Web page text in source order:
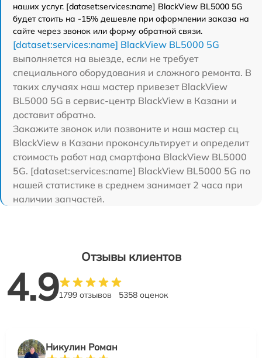
наших услуг. [dataset:services:name] BlackView BL5000 5G
будет стоить на -15% дешевле при оформлении заказа на
сайте через звонок или форму обратной связи.
[dataset:services:name] BlackView BL5000 5G
выполняется на выезде, если не требует
специального оборудования и сложного ремонта. В
таких случаях наш мастер привезет BlackView
BL5000 5G в сервис-центр BlackView в Казани и
доставит обратно.
Закажите звонок или позвоните и наш мастер сц
BlackView в Казани проконсультирует и определит
стоимость работ над смартфона BlackView BL5000
5G. [dataset:services:name] BlackView BL5000 5G по
нашей статистике в среднем занимает 2 часа при
наличии запчастей.
Отзывы клиентов
4.91799 отзывов 5358 оценок
Никулин Роман